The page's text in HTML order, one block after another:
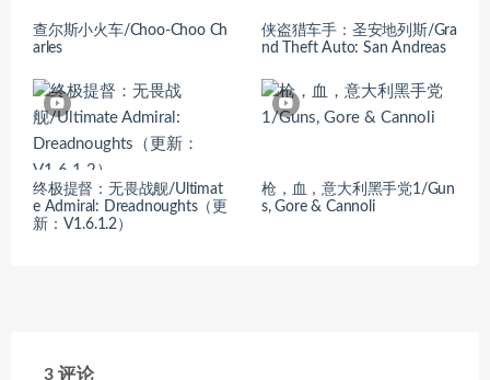
查尔斯小火车/Choo-Choo Ch
arles
侠盗猎车手：圣安地列斯/Gra
nd Theft Auto: San Andreas
终极提督：无畏战舰/Ultimat
e Admiral: Dreadnoughts（更
新：V1.6.1.2）
枪，血，意大利黑手党1/Gun
s, Gore & Cannoli
3 评论